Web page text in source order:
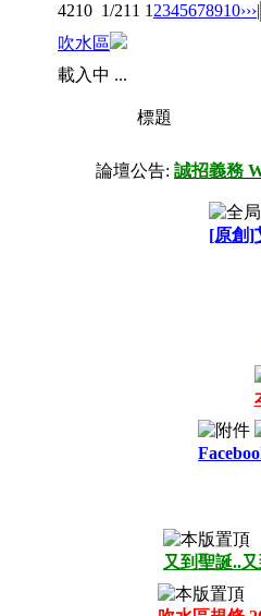
4210 1/211 1 2345678910›››|
吹水區
載入中 ...
標題
論壇公告: 誠招義務
[原創]
又到聖誕..